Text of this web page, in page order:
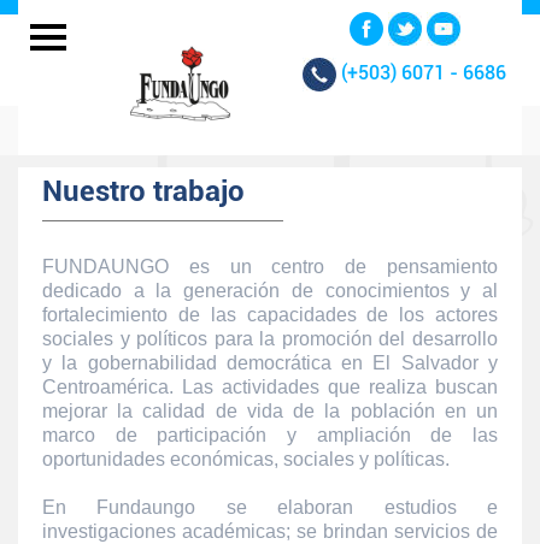
(+503) 6071 - 6686
Nuestro trabajo
FUNDAUNGO es un centro de pensamiento
dedicado a la generación de conocimientos y al
fortalecimiento de las capacidades de los actores
sociales y políticos para la promoción del desarrollo
y la gobernabilidad democrática en El Salvador y
Centroamérica. Las actividades que realiza buscan
mejorar la calidad de vida de la población en un
marco de participación y ampliación de las
oportunidades económicas, sociales y políticas.
En Fundaungo se elaboran estudios e
investigaciones académicas; se brindan servicios de